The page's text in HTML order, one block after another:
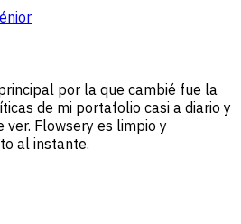
por la que cambié fue la
de mi portafolio casi a diario y
Flowsery es limpio y
al instante.